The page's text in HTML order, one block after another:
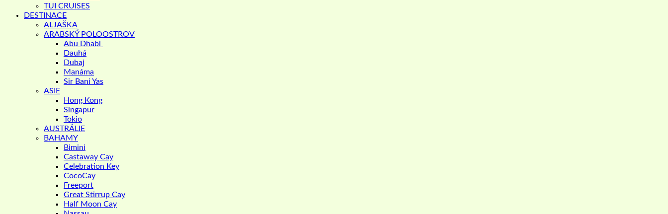
TUI CRUISES
DESTINACE
ALJAŠKA
ARABSKÝ POLOOSTROV
Abu Dhabi
Dauhá
Dubaj
Manáma
Sir Bani Yas
ASIE
Hong Kong
Singapur
Tokio
AUSTRÁLIE
BAHAMY
Bimini
Castaway Cay
Celebration Key
CocoCay
Freeport
Great Stirrup Cay
Half Moon Cay